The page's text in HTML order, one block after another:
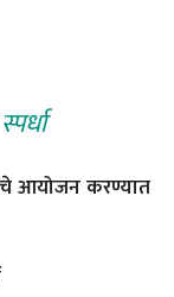
आयोजन करण्यात